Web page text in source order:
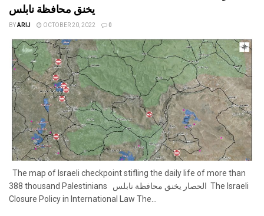
يخنق محافظة نابلس
BYARIJ OCTOBER 20, 2022 0
The map of Israeli checkpoint stifling the daily life of more than
388 thousand Palestinians الحصار يخنق محافظة نابلس The Israeli
Closure Policy in International Law The...